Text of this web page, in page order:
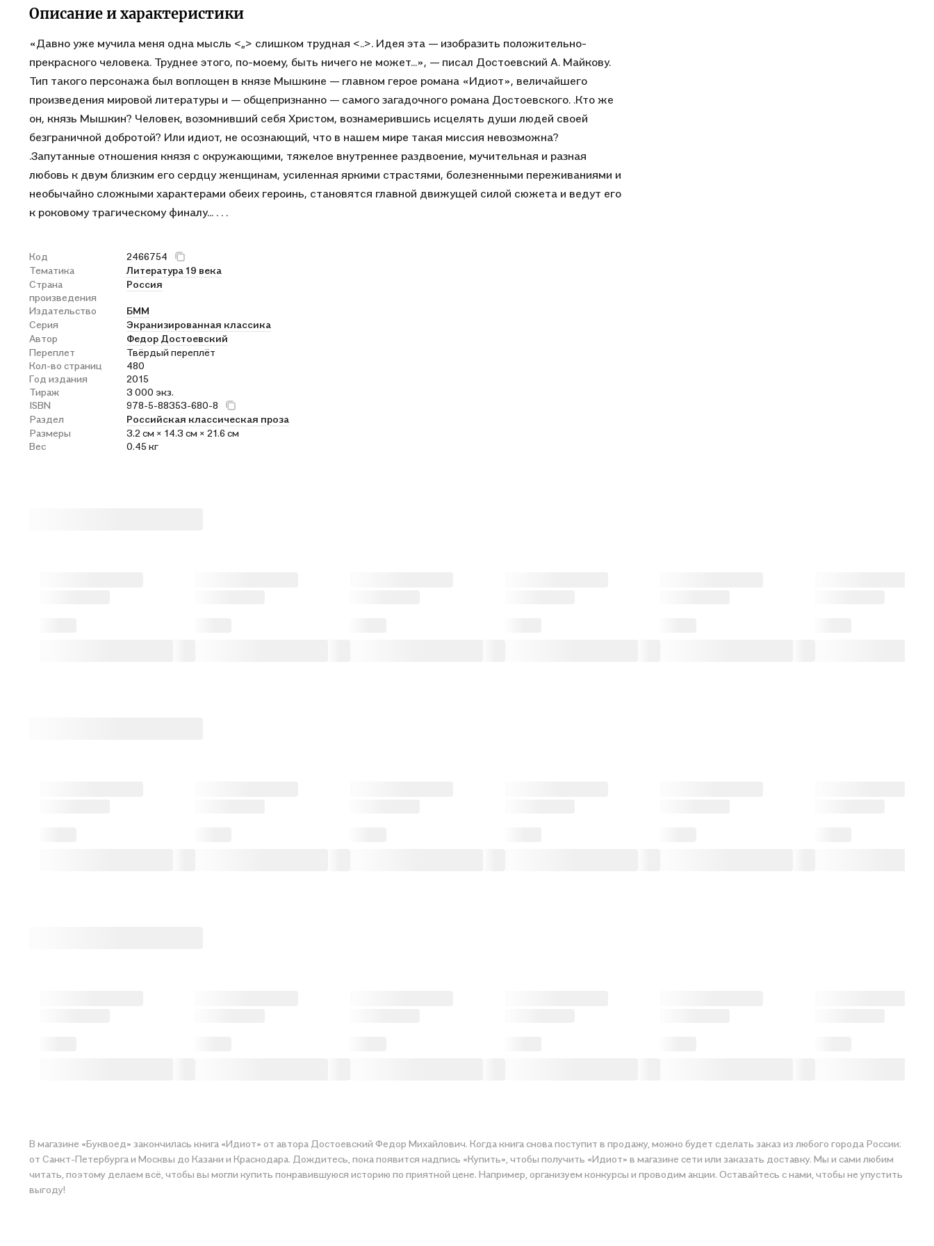
Описание и характеристики
«Давно уже мучила меня одна мысль <„> слишком трудная <..>. Идея эта — изобразить положительно-
прекрасного человека. Труднее этого, по-моему, быть ничего не может...», — писал Достоевский А. Майкову.
Тип такого персонажа был воплощен в князе Мышкине — главном герое романа «Идиот», величайшего
произведения мировой литературы и — общепризнанно — самого загадочного романа Достоевского. .Кто же
он, князь Мышкин? Человек, возомнивший себя Христом, вознамерившись исцелять души людей своей
безграничной добротой? Или идиот, не осознающий, что в нашем мире такая миссия невозможна?
.Запутанные отношения князя с окружающими, тяжелое внутреннее раздвоение, мучительная и разная
любовь к двум близким его сердцу женщинам, усиленная яркими страстями, болезненными переживаниями и
необычайно сложными характерами обеих героинь, становятся главной движущей силой сюжета и ведут его
к роковому трагическому финалу... . . .
Код
2466754
Тематика
Литература 19 века
Страна
произведения
Россия
Издательство
БММ
Серия
Экранизированная классика
Автор
Федор Достоевский
Переплет
Твёрдый переплёт
Кол-во страниц
480
Год издания
2015
Тираж
3 000 экз.
ISBN
978-5-88353-680-8
Раздел
Российская классическая проза
Размеры
3.2 см × 14.3 см × 21.6 см
Вес
0.45 кг
В магазине «Буквоед» закончилась книга «Идиот» от автора Достоевский Федор Михайлович. Когда книга снова поступит в продажу, можно будет сделать заказ из любого города России:
от Санкт-Петербурга и Москвы до Казани и Краснодара. Дождитесь, пока появится надпись «Купить», чтобы получить «Идиот» в магазине сети или заказать доставку. Мы и сами любим
читать, поэтому делаем всё, чтобы вы могли купить понравившуюся историю по приятной цене. Например, организуем конкурсы и проводим акции. Оставайтесь с нами, чтобы не упустить
выгоду!